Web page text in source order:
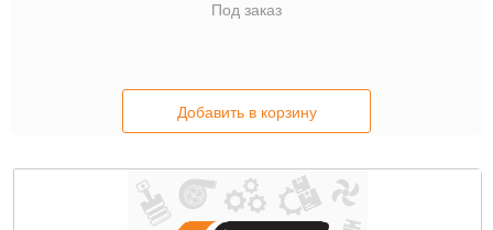
Под заказ
Добавить в корзину